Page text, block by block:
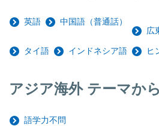
英語
中国語（普通話）
広
タイ語 インドネシア語 ヒ
アジア海外 テーマか
語学力不問